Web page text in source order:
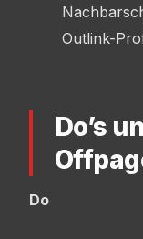
Outlink-
Do’s
Do